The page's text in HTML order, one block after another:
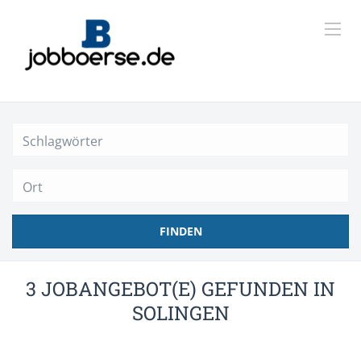
FINDEN
3 JOBANGEBOT(E) GEFUNDEN IN
SOLINGEN